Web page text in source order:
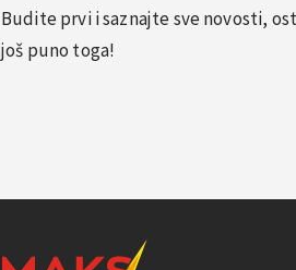
Budite prvi i saznajte sve novosti,
još puno toga!